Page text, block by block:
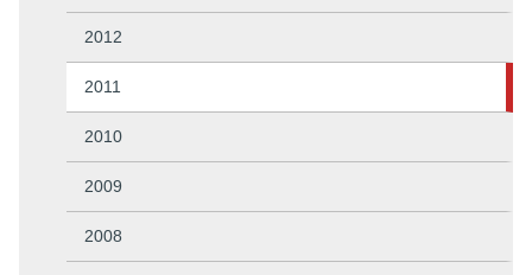
2012
2011
2010
2009
2008